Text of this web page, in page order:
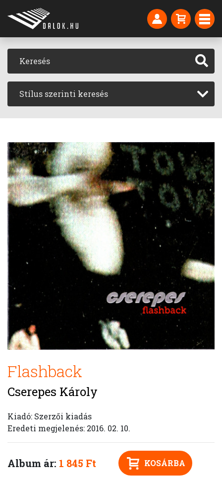
Stílus szerinti keresés
Flashback
Cserepes Károly
Kiadó: Szerzői kiadás
Eredeti megjelenés: 2016. 02. 10.
Album ár: 1 845 Ft KOSÁRBA